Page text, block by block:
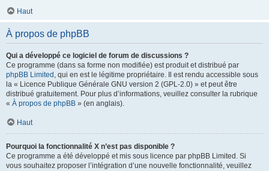
Haut
À propos de phpBB
Qui a développé ce logiciel de forum de discussions ?
Ce programme (dans sa forme non modifiée) est produit et distribué par
phpBB Limited , qui en est le légitime propriétaire. Il est rendu accessible sous
la « Licence Publique Générale GNU version 2 (GPL-2.0) » et peut être
distribué gratuitement. Pour plus d’informations, veuillez consulter la rubrique
« À propos de phpBB » (en anglais).
Haut
Pourquoi la fonctionnalité X n’est pas disponible ?
Ce programme a été développé et mis sous licence par phpBB Limited. Si
vous souhaitez proposer l’intégration d’une nouvelle fonctionnalité, veuillez